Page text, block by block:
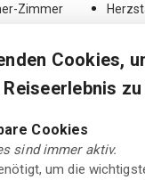
Zimmer
mit
Cookies,
Cookies
sind immer aktiv.
um die